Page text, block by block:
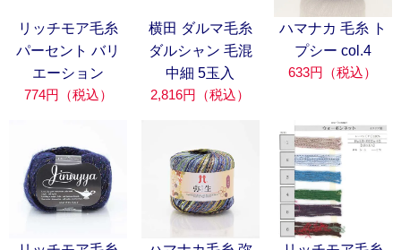
リッチモア毛糸
パーセント バリ
エーション
774円（税込）
横田 ダルマ毛糸
ダルシャン 毛混
中細 5玉入
2,816円（税込）
ハマナカ 毛糸 ト
プシー col.4
633円（税込）